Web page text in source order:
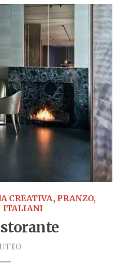
CREATIVA, PRANZO,
ITALIANI